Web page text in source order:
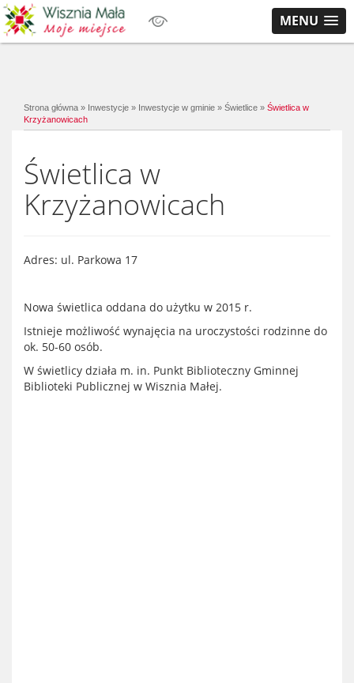
MENU
Strona główna » Inwestycje » Inwestycje w gminie » Świetlice » Świetlica w
Krzyżanowicach
Świetlica w
Krzyżanowicach
Adres: ul. Parkowa 17
Nowa świetlica oddana do użytku w 2015 r.
Istnieje możliwość wynajęcia na uroczystości rodzinne do
ok. 50-60 osób.
W świetlicy działa m. in. Punkt Biblioteczny Gminnej
Biblioteki Publicznej w Wisznia Małej.